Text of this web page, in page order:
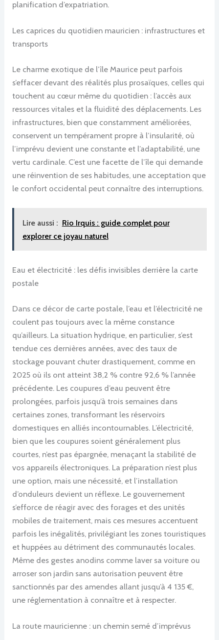
planification d’expatriation.
Les caprices du quotidien mauricien : infrastructures et
transports
Le charme exotique de l’île Maurice peut parfois
s’effacer devant des réalités plus prosaïques, celles qui
touchent au cœur même du quotidien : l’accès aux
ressources vitales et la fluidité des déplacements. Les
infrastructures, bien que constamment améliorées,
conservent un tempérament propre à l’insularité, où
l’imprévu devient une constante et l’adaptabilité, une
vertu cardinale. C’est une facette de l’île qui demande
une réinvention de ses habitudes, une acceptation que
le confort occidental peut connaître des interruptions.
Lire aussi : Rio Irquis : guide complet pour
explorer ce joyau naturel
Eau et électricité : les défis invisibles derrière la carte
postale
Dans ce décor de carte postale, l’eau et l’électricité ne
coulent pas toujours avec la même constance
qu’ailleurs. La situation hydrique, en particulier, s’est
tendue ces dernières années, avec des taux de
stockage pouvant chuter drastiquement, comme en
2025 où ils ont atteint 38,2 % contre 92,6 % l’année
précédente. Les coupures d’eau peuvent être
prolongées, parfois jusqu’à trois semaines dans
certaines zones, transformant les réservoirs
domestiques en alliés incontournables. L’électricité,
bien que les coupures soient généralement plus
courtes, n’est pas épargnée, menaçant la stabilité de
vos appareils électroniques. La préparation n’est plus
une option, mais une nécessité, et l’installation
d’onduleurs devient un réflexe. Le gouvernement
s’efforce de réagir avec des forages et des unités
mobiles de traitement, mais ces mesures accentuent
parfois les inégalités, privilégiant les zones touristiques
et huppées au détriment des communautés locales.
Même des gestes anodins comme laver sa voiture ou
arroser son jardin sans autorisation peuvent être
sanctionnés par des amendes allant jusqu’à 4 135 €,
une réglementation à connaître et à respecter.
La route mauricienne : un chemin semé d’imprévus